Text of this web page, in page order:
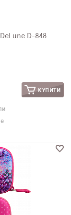
D-848
КУПИТИ